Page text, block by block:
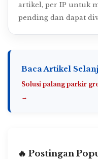
artikel, per IP untuk
pending dan dapat
Baca Artikel
Solusi palang parkir
→
🔥 Postingan